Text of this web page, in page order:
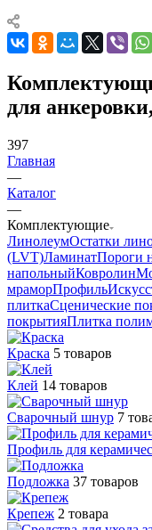
для
397
Главная
—
Каталог
—
Комплектующие
ЛинолеумОстатки
(LVT)ЛаминатПороги
напольныйКовролин
мраморПрофиль
плиткаСценические
покрытияПлитка
Краска 5 товаров
Клей 14 товаров
Сварочный шнур 7
Профиль для
Подложка 37 товаров
Крепеж 2 товара